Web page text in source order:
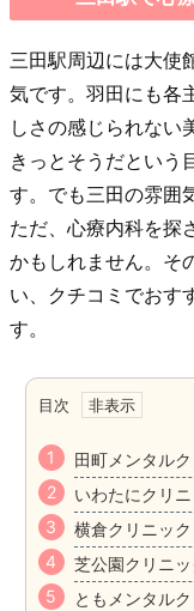
三田駅周辺には大使
気です。羽田にも各
しさの感じられない
きっとそうだという
す。でも三田の雰囲
ただ、心療内科を探
かもしれません。そ
い、クチコミでおす
す。
目次
田町メンタル
いわたにクリニ
横倉クリニック
芝公園クリニッ
ともメンタル